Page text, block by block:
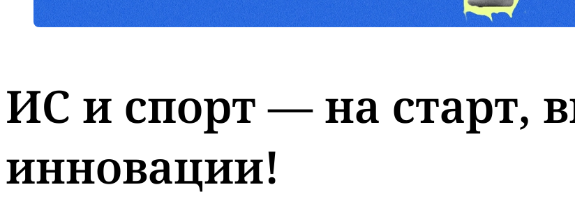
ИС и спорт — на старт,
инновации!